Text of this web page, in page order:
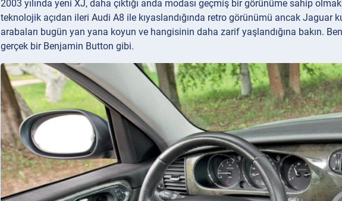
2003 yılında yeni XJ, daha çıktığı anda modası geçmiş bir görünüme sahip
teknolojik açıdan ileri Audi A8 ile kıyaslandığında retro görünümü ancak Jaguar
arabaları bugün yan yana koyun ve hangisinin daha zarif yaşlandığına bakın.
gerçek bir Benjamin Button gibi.